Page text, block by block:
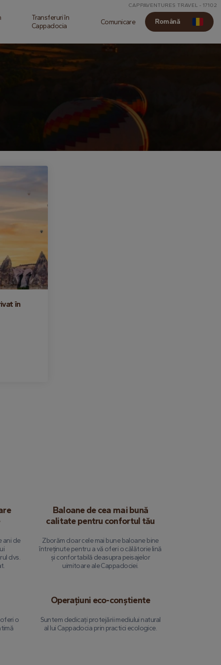
CAPPAVENTURES TRAVEL - 17102
Transferuri în
Cappadocia
Comunicare Română
în
ani de
dvs.
Baloane de cea mai bună
calitate pentru confortul tău
Zborăm doar cele mai bune baloane bine
întreținute pentru a vă oferi o călătorie lină
și confortabilă deasupra peisajelor
uimitoare ale Cappadociei.
o
Operațiuni eco-conștiente
Suntem dedicați protejării mediului natural
al lui Cappadocia prin practici ecologice.